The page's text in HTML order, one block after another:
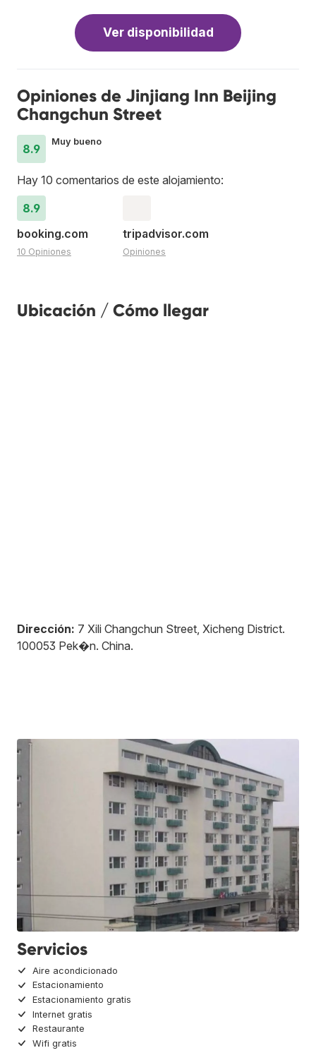
Ver disponibilidad
Opiniones de Jinjiang Inn Beijing
Changchun Street
8.9
Muy bueno
Hay 10 comentarios de este alojamiento:
8.9
booking.com
10 Opiniones
tripadvisor.com
Opiniones
Ubicación / Cómo llegar
Dirección: 7 Xili Changchun Street, Xicheng District.
100053 Pek�n. China.
Servicios
Aire acondicionado
Estacionamiento
Estacionamiento gratis
Internet gratis
Restaurante
Wifi gratis